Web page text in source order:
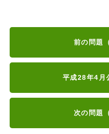
前の問題
平成28年4月
次の問題